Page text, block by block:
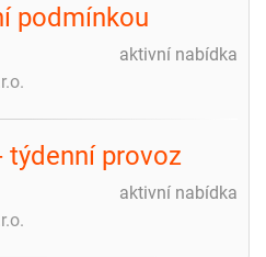
podmínkou
aktivní nabídka
týdenní provoz
aktivní nabídka